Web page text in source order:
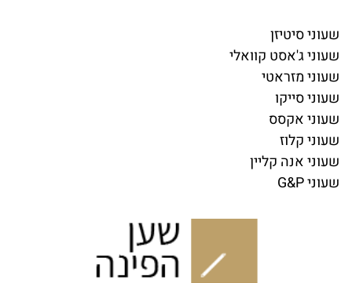
שעוני סיטיזן
שעוני ג'אסט קוואלי
שעוני מזראטי
שעוני סייקו
שעוני אקסס
שעוני קלוז
שעוני אנה קליין
שעוני G&P